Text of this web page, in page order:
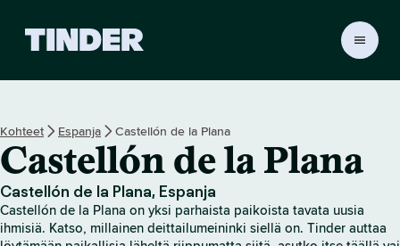
r
i
n
a
l
o
Kohteet Espanja Castellón de la Plana
Castellón de la Plana
Castellón de la Plana, Espanja
Castellón de la Plana on yksi parhaista paikoista tavata uusia
ihmisiä. Katso, millainen deittailumeininki siellä on. Tinder auttaa